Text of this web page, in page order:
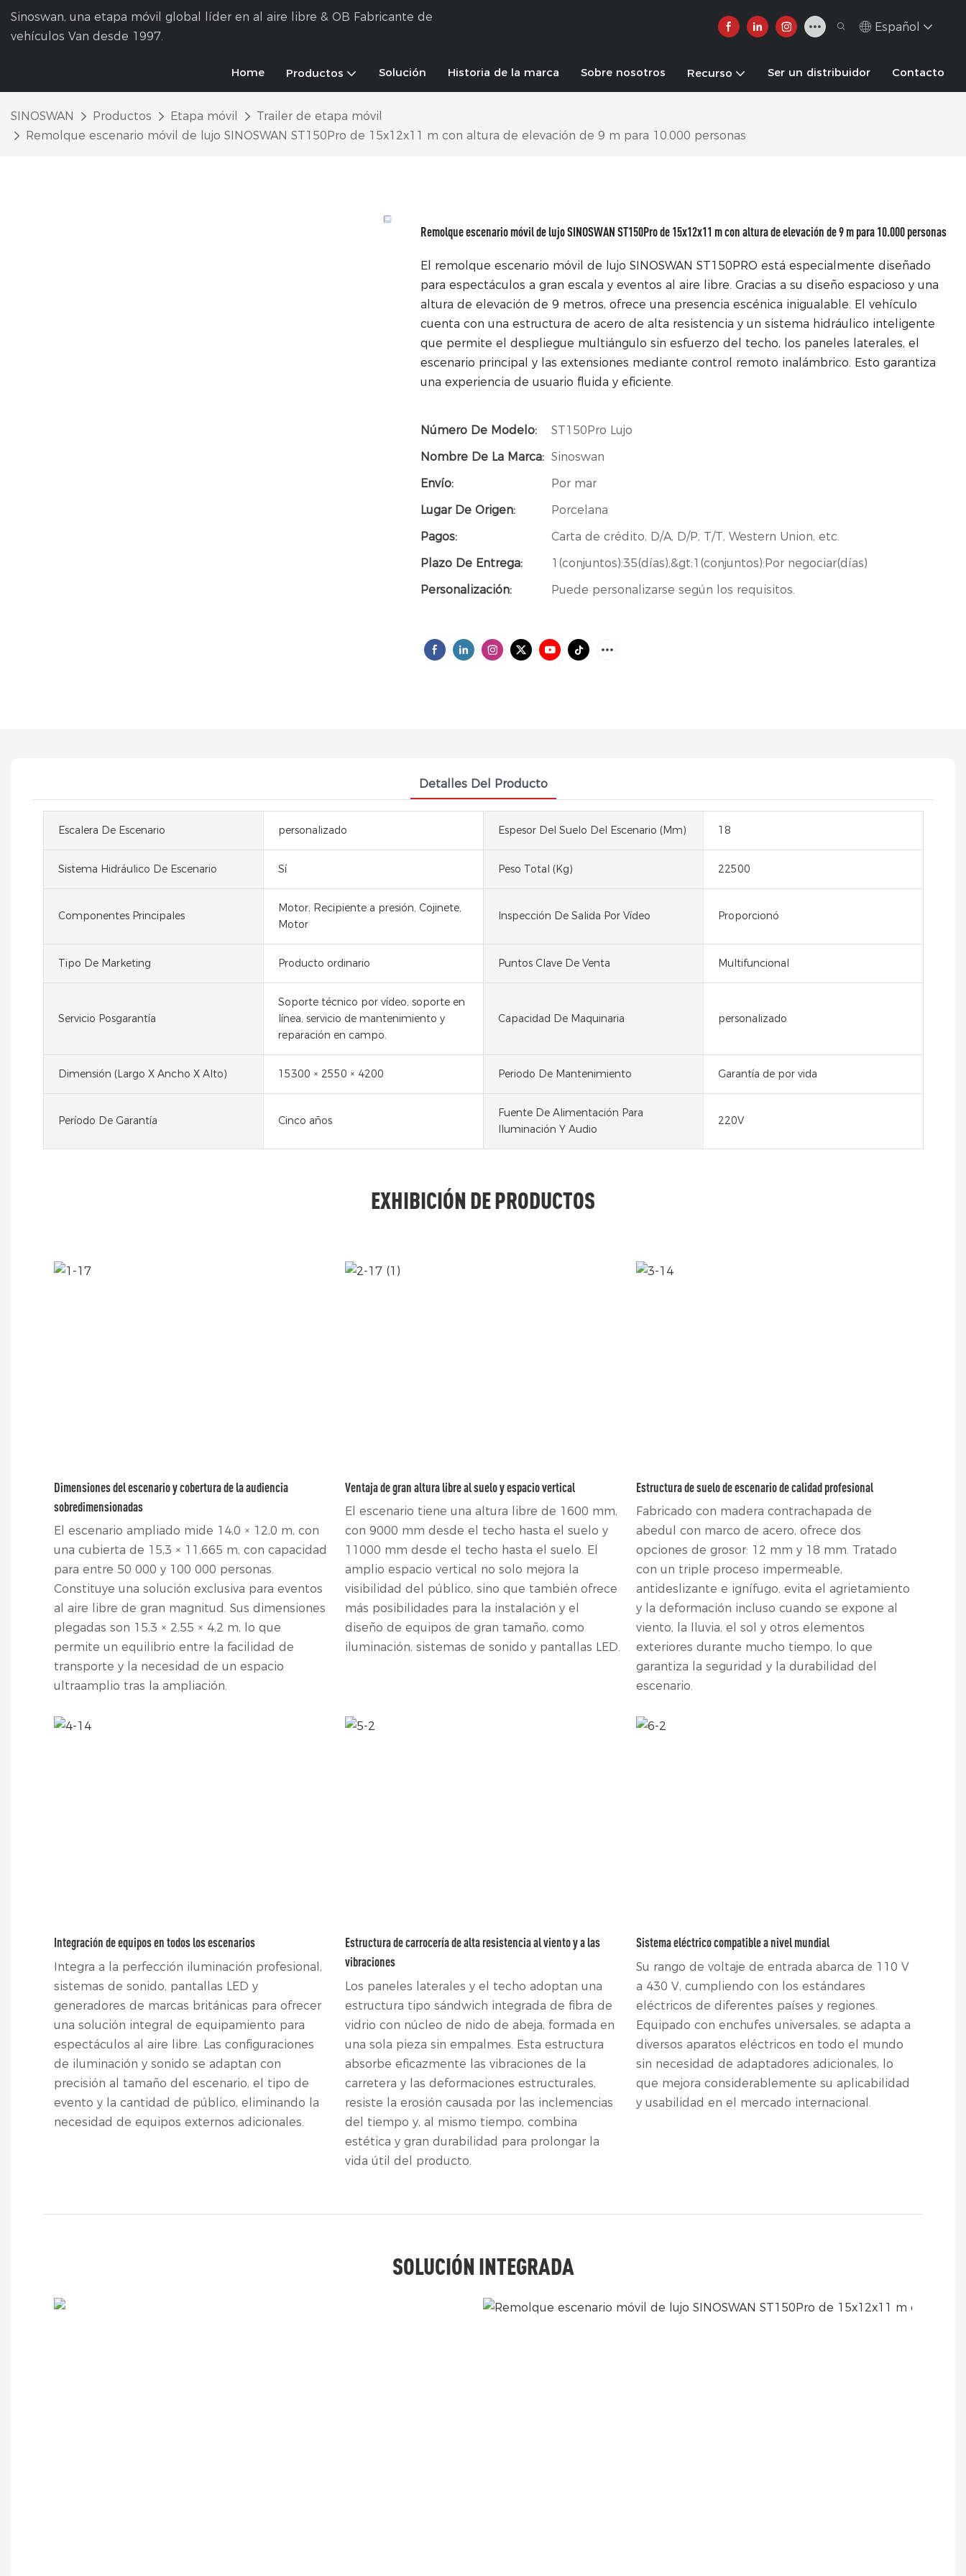
Sinoswan, una etapa móvil global líder en al aire libre & OB Fabricante de
vehículos Van desde 1997.
Español
Home Productos Solución Historia de la marca Sobre nosotros Recurso Ser un distribuidor Contacto
SINOSWAN Productos Etapa móvil
Trailer de etapa móvil
Remolque escenario móvil de lujo SINOSWAN ST150Pro de 15x12x11 m con altura de elevación de 9 m para 10.000 personas
Remolque escenario móvil de lujo SINOSWAN ST150Pro de 15x12x11 m con altura de elevación de 9 m para 10.000 personas
El remolque escenario móvil de lujo SINOSWAN ST150PRO está especialmente diseñado
para espectáculos a gran escala y eventos al aire libre. Gracias a su diseño espacioso y una
altura de elevación de 9 metros, ofrece una presencia escénica inigualable. El vehículo
cuenta con una estructura de acero de alta resistencia y un sistema hidráulico inteligente
que permite el despliegue multiángulo sin esfuerzo del techo, los paneles laterales, el
escenario principal y las extensiones mediante control remoto inalámbrico. Esto garantiza
una experiencia de usuario fluida y eficiente.
Número De Modelo:
ST150Pro Lujo
Nombre De La Marca: Sinoswan
Envío:
Por mar
Lugar De Origen:
Porcelana
Pagos:
Carta de crédito, D/A, D/P, T/T, Western Union, etc.
Plazo De Entrega:
1(conjuntos):35(días),&gt;1(conjuntos):Por negociar(días)
Personalización:
Puede personalizarse según los requisitos.
Detalles Del Producto
Escalera De Escenario personalizado Espesor Del Suelo Del Escenario (mm) 18
Sistema Hidráulico De Escenario Sí Peso Total (kg) 22500
Componentes Principales
Motor, Recipiente a presión, Cojinete,
Motor
Inspección De Salida Por Vídeo Proporcionó
Tipo De Marketing Producto ordinario Puntos Clave De Venta Multifuncional
Servicio Posgarantía
Soporte técnico por vídeo, soporte en
línea, servicio de mantenimiento y
reparación en campo.
Capacidad De Maquinaria personalizado
Dimensión (largo X Ancho X Alto) 15300 × 2550 × 4200 Periodo De Mantenimiento Garantía de por vida
Período De Garantía Cinco años
Fuente De Alimentación Para
Iluminación Y Audio
220V
EXHIBICIÓN DE PRODUCTOS
Dimensiones del escenario y cobertura de la audiencia
sobredimensionadas
El escenario ampliado mide 14,0 × 12,0 m, con
una cubierta de 15,3 × 11,665 m, con capacidad
para entre 50 000 y 100 000 personas.
Constituye una solución exclusiva para eventos
al aire libre de gran magnitud. Sus dimensiones
plegadas son 15,3 × 2,55 × 4,2 m, lo que
permite un equilibrio entre la facilidad de
transporte y la necesidad de un espacio
ultraamplio tras la ampliación.
Ventaja de gran altura libre al suelo y espacio vertical
El escenario tiene una altura libre de 1600 mm,
con 9000 mm desde el techo hasta el suelo y
11000 mm desde el techo hasta el suelo. El
amplio espacio vertical no solo mejora la
visibilidad del público, sino que también ofrece
más posibilidades para la instalación y el
diseño de equipos de gran tamaño, como
iluminación, sistemas de sonido y pantallas LED.
Estructura de suelo de escenario de calidad profesional
Fabricado con madera contrachapada de
abedul con marco de acero, ofrece dos
opciones de grosor: 12 mm y 18 mm. Tratado
con un triple proceso impermeable,
antideslizante e ignífugo, evita el agrietamiento
y la deformación incluso cuando se expone al
viento, la lluvia, el sol y otros elementos
exteriores durante mucho tiempo, lo que
garantiza la seguridad y la durabilidad del
escenario.
Integración de equipos en todos los escenarios
Integra a la perfección iluminación profesional,
sistemas de sonido, pantallas LED y
generadores de marcas británicas para ofrecer
una solución integral de equipamiento para
espectáculos al aire libre. Las configuraciones
de iluminación y sonido se adaptan con
precisión al tamaño del escenario, el tipo de
evento y la cantidad de público, eliminando la
necesidad de equipos externos adicionales.
Estructura de carrocería de alta resistencia al viento y a las
vibraciones
Los paneles laterales y el techo adoptan una
estructura tipo sándwich integrada de fibra de
vidrio con núcleo de nido de abeja, formada en
una sola pieza sin empalmes. Esta estructura
absorbe eficazmente las vibraciones de la
carretera y las deformaciones estructurales,
resiste la erosión causada por las inclemencias
del tiempo y, al mismo tiempo, combina
estética y gran durabilidad para prolongar la
vida útil del producto.
Sistema eléctrico compatible a nivel mundial
Su rango de voltaje de entrada abarca de 110 V
a 430 V, cumpliendo con los estándares
eléctricos de diferentes países y regiones.
Equipado con enchufes universales, se adapta a
diversos aparatos eléctricos en todo el mundo
sin necesidad de adaptadores adicionales, lo
que mejora considerablemente su aplicabilidad
y usabilidad en el mercado internacional.
SOLUCIÓN INTEGRADA